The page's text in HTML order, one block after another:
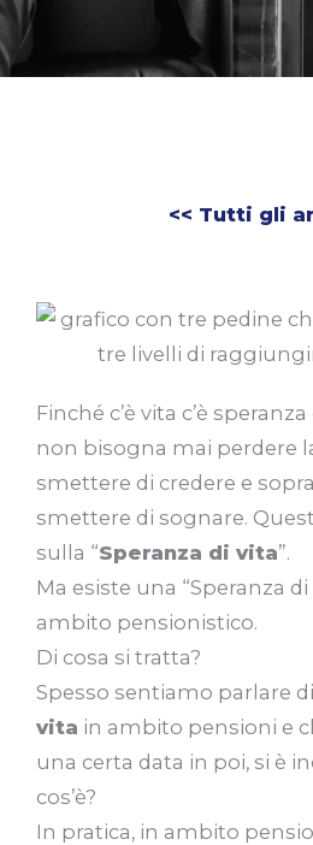
<< Tutti gli
Finché c’è vita c’è
non bisogna mai perdere
smettere di credere e
smettere di sognare.
sulla “Speranza di vita”.
Ma esiste una “Speranza
ambito pensionistico.
Di cosa si tratta?
Spesso sentiamo parlare di
vita in ambito pensioni e
una certa data in poi, si è
cos’è?
In pratica, in ambito